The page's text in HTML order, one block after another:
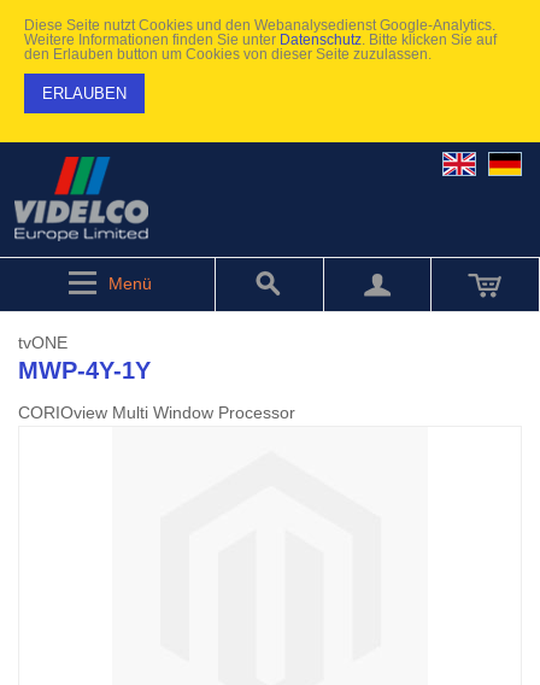
Diese Seite nutzt Cookies und den Webanalysedienst Google-Analytics.
Weitere Informationen finden Sie unter Datenschutz . Bitte klicken Sie auf
den Erlauben button um Cookies von dieser Seite zuzulassen.
ERLAUBEN
Menü
tvONE
MWP-4Y-1Y
CORIOview Multi Window Processor